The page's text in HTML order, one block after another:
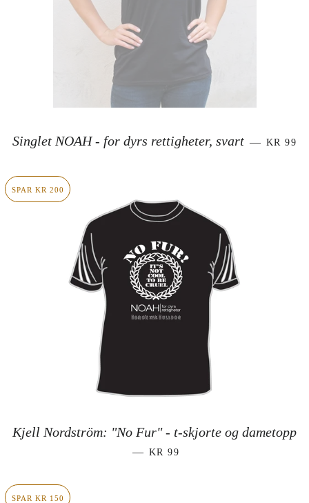
Singlet NOAH - for dyrs rettigheter, svart — KR 99
SPAR KR 200
Kjell Nordström: "No Fur" - t-skjorte og dametopp
— SALGSPRIS
KR 99
SPAR KR 150